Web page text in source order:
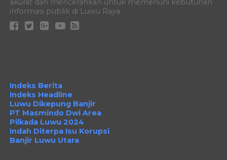
informasi publik di Luwu Raya
Indeks Berita
Indeks Headline
Luwu Dikepung Banjir
PT Masmindo Dwi Area
Pilkada Luwu 2024
Indah Diterpa Isu Korupsi
Banjir Luwu Utara